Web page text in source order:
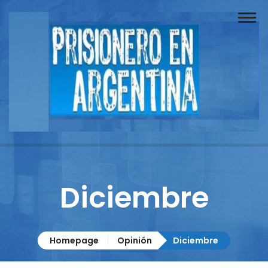
Buscador
Documentos
Columnistas
Contacto
Diciembre
Homepage Opinión Diciembre